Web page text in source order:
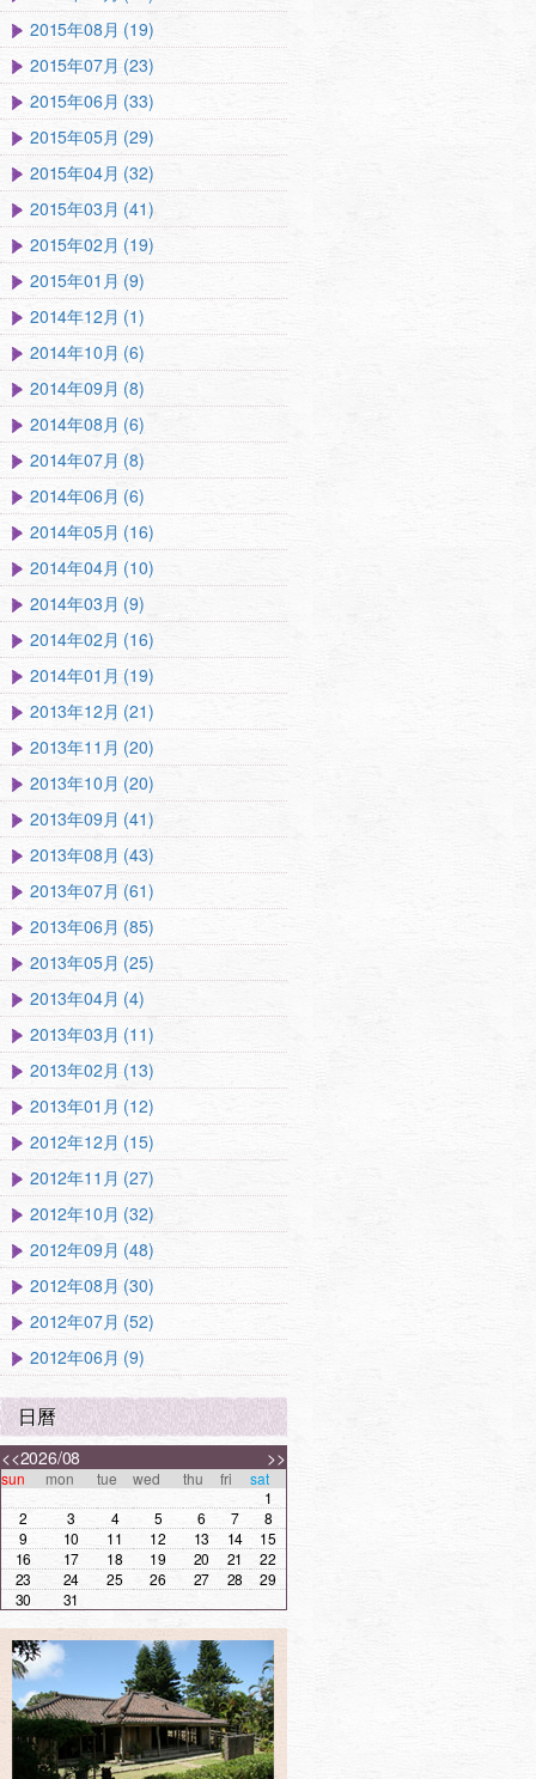
2015年08月 (19)
2015年07月 (23)
2015年06月 (33)
2015年05月 (29)
2015年04月 (32)
2015年03月 (41)
2015年02月 (19)
2015年01月 (9)
2014年12月 (1)
2014年10月 (6)
2014年09月 (8)
2014年08月 (6)
2014年07月 (8)
2014年06月 (6)
2014年05月 (16)
2014年04月 (10)
2014年03月 (9)
2014年02月 (16)
2014年01月 (19)
2013年12月 (21)
2013年11月 (20)
2013年10月 (20)
2013年09月 (41)
2013年08月 (43)
2013年07月 (61)
2013年06月 (85)
2013年05月 (25)
2013年04月 (4)
2013年03月 (11)
2013年02月 (13)
2013年01月 (12)
2012年12月 (15)
2012年11月 (27)
2012年10月 (32)
2012年09月 (48)
2012年08月 (30)
2012年07月 (52)
2012年06月 (9)
日曆
<< >>
2026/08
sun mon tue wed thu fri
sat
1
2
3 4 5 6 7
8
9
10 11 12 13 14
15
16
17 18 19 20 21
22
23
24 25 26 27 28
29
30
31